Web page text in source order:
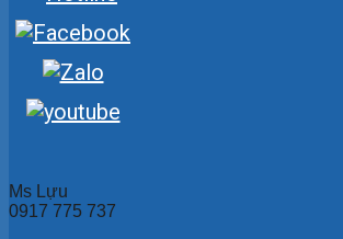
Ms Lựu
0917 775 737